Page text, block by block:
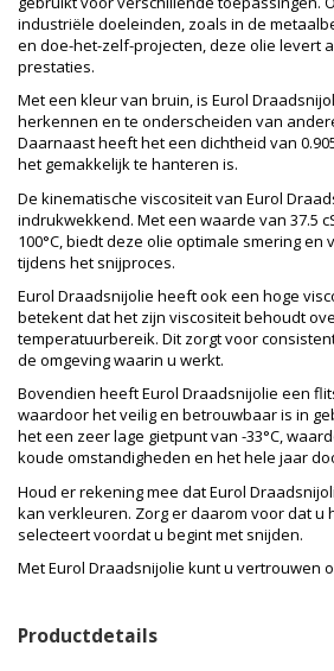
industriële doeleinden, zoals in de
en doe-het-zelf-projecten, deze olie levert
prestaties.
Met een kleur van bruin, is Eurol
herkennen en te onderscheiden van
Daarnaast heeft het een dichtheid van
het gemakkelijk te hanteren is.
De kinematische viscositeit van Eurol
indrukwekkend. Met een waarde van 37.5
100°C, biedt deze olie optimale smering en
tijdens het snijproces.
Eurol Draadsnijolie heeft ook een hoge
betekent dat het zijn viscositeit behoudt
temperatuurbereik. Dit zorgt voor
de omgeving waarin u werkt.
Bovendien heeft Eurol Draadsnijolie een
waardoor het veilig en betrouwbaar is in
het een zeer lage gietpunt van -33°C,
koude omstandigheden en het hele jaar
Houd er rekening mee dat Eurol
kan verkleuren. Zorg er daarom voor dat u
selecteert voordat u begint met snijden.
Met Eurol Draadsnijolie kunt u vertrouwen
Productdetails